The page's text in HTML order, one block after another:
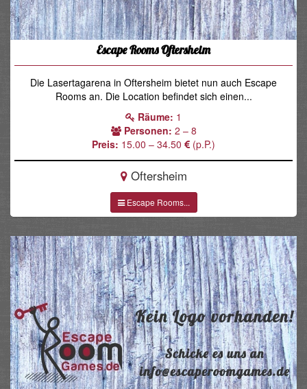
Escape Rooms Oftersheim
Die Lasertagarena in Oftersheim bietet nun auch Escape
Rooms an. Die Location befindet sich einen...
Räume: 1
Personen: 2 – 8
Preis: 15.00 – 34.50 (p.P.)
Oftersheim
Escape Rooms...